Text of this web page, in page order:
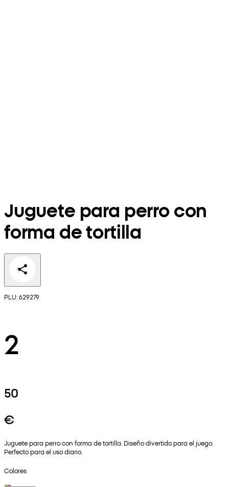
Juguete para perro con
forma de tortilla
PLU: 629279
2
50
€
Juguete para perro con forma de tortilla. Diseño divertido para el juego.
Perfecto para el uso diario.
Colores